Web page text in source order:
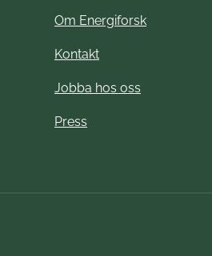
Om Energiforsk
Kontakt
Jobba hos oss
Press